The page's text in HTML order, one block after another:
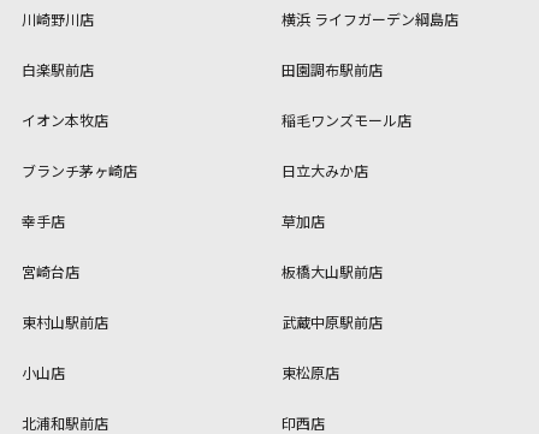
川崎野川店 横浜 ライフガーデン綱島店
白楽駅前店 田園調布駅前店
イオン本牧店 稲毛ワンズモール店
ブランチ茅ヶ崎店 日立大みか店
幸手店 草加店
宮崎台店 板橋大山駅前店
東村山駅前店 武蔵中原駅前店
小山店 東松原店
北浦和駅前店 印西店